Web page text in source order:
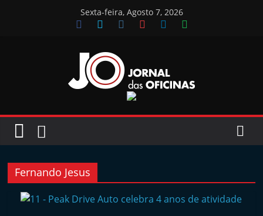
Sexta-feira, Agosto 7, 2026
Jornal
das
Oficinas
J
o
Fernando Jesus